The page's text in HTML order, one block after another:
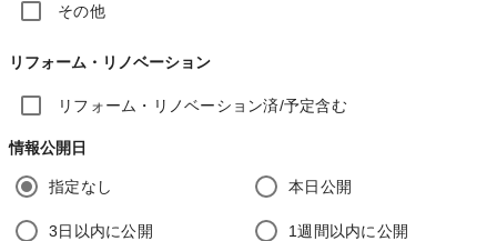
その他
リフォーム・リノベーション
リフォーム・リノベーション済/予定含む
情報公開日
指定なし 本日公開
3日以内に公開 1週間以内に公開